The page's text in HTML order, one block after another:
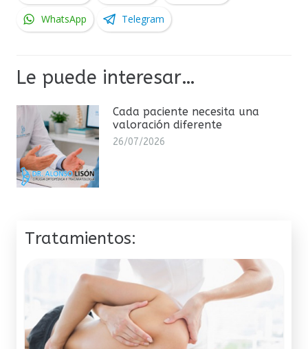
WhatsApp Telegram
Le puede interesar…
Cada paciente necesita una
valoración diferente
26/07/2026
Tratamientos: